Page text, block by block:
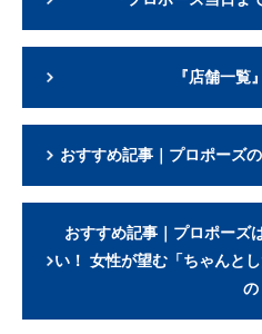
『店舗一覧
おすすめ記事｜プロポーズ
おすすめ記事｜プロポーズ
い！ 女性が望む「ちゃんと
の